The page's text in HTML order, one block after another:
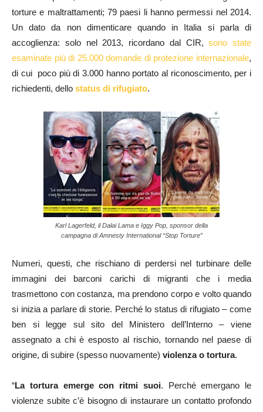
torture e maltrattamenti; 79 paesi li hanno permessi nel 2014.
Un dato da non dimenticare quando in Italia si parla di
accoglienza: solo nel 2013, ricordano dal CIR,sono state
esaminate più di 25.000 domande di protezione internazionale,
di cui poco più di 3.000 hanno portato al riconoscimento, per i
richiedenti, dello status di rifugiato.
Karl Lagerfeld, il Dalai Lama e Iggy Pop, sponsor della
campagna di Amnesty International “Stop Torture”
Numeri, questi, che rischiano di perdersi nel turbinare delle
immagini dei barconi carichi di migranti che i media
trasmettono con costanza, ma prendono corpo e volto quando
si inizia a parlare di storie. Perché lo status di rifugiato – come
ben si legge sul sito del Ministero dell’Interno – viene
assegnato a chi è esposto al rischio, tornando nel paese di
origine, di subire (spesso nuovamente) violenza o tortura.
“La tortura emerge con ritmi suoi. Perché emergano le
violenze subite c’è bisogno di instaurare un contatto profondo